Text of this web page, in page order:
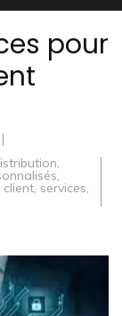
pour
,
,
client, services,